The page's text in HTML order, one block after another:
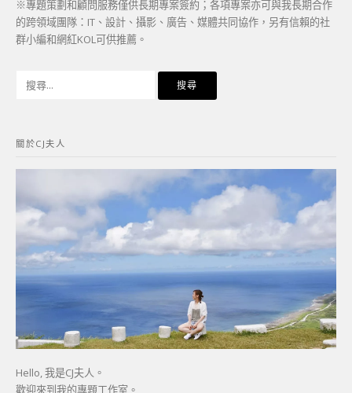
※專題策劃和顧問服務僅供長期專案簽約；各項專案亦可與我長期合作
的跨領域團隊：IT、設計、攝影、廣告、媒體共同協作，另有信賴的社
群小編和網紅KOL可供推薦。
字:
關於CJ夫人
Hello, 我是CJ夫人。
歡迎來到我的專題工作室。